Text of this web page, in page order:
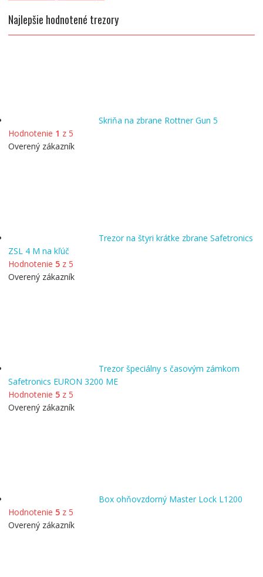
Najlepšie hodnotené trezory
Skriňa na zbrane Rottner Gun 5
Hodnotenie 1 z 5
Overený zákazník
Trezor na štyri krátke zbrane Safetronics
ZSL 4 M na kľúč
Hodnotenie 5z 5
Overený zákazník
Trezor špeciálny s časovým zámkom
Safetronics EURON 3200 ME
Hodnotenie 5z 5
Overený zákazník
Box ohňovzdorný Master Lock L1200
Hodnotenie 5z 5
Overený zákazník